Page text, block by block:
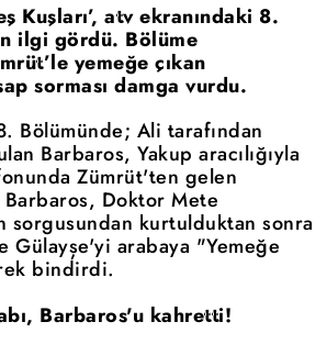
Kuşları’, atv ekranındaki 8.
ilgi gördü. Bölüme
yemeğe çıkan
sorması damga vurdu.
Bölümünde; Ali tarafından
Barbaros, Yakup aracılığıyla
Zümrüt'ten gelen
Doktor Mete
sorgusundan kurtulduktan sonra
Gülayşe'yi arabaya "Yemeğe
bindirdi.
Barbaros'u kahretti!